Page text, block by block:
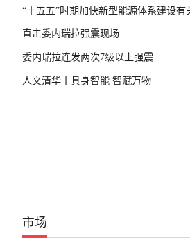
“十五五”时期加快新型能源体系建设有
直击委内瑞拉强震现场
委内瑞拉连发两次7级以上强震
人文清华丨具身智能 智赋万物
市场